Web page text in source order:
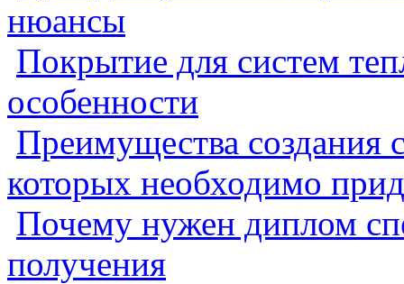
нюансы
Покрытие для систем
особенности
Преимущества создания
которых необходимо
Почему нужен диплом
получения